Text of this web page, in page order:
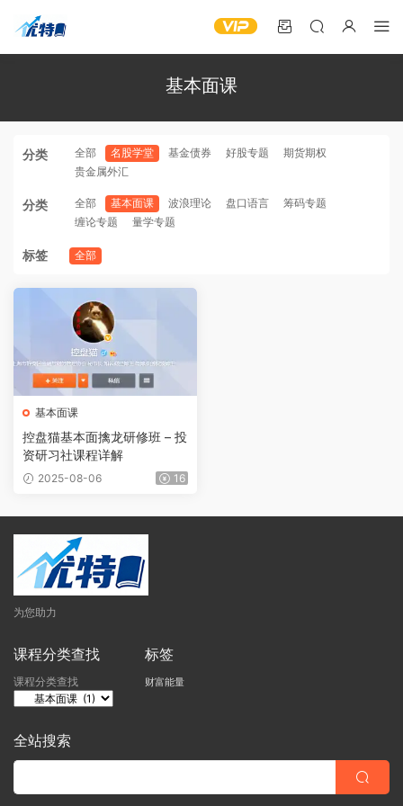
基本面课
分类 全部 名股学堂 基金债券 好股专题
期货期权
贵金属外汇
分类 全部 基本面课 波浪理论 盘口语言
筹码专题
缠论专题
量学专题
标签 全部
基本面课
控盘猫基本面擒龙研修班 – 投
资研习社课程详解
2025-08-06 16
为您助力
课程分类查找
课程分类查找
标签
财富能量
全站搜索